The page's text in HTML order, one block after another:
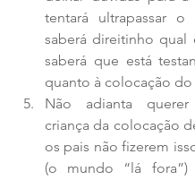
tentará ultrapassar o
saberá direitinho
saberá que está
quanto à colocação
Não adianta
criança da colocação
os pais não fizerem
(o mundo “lá